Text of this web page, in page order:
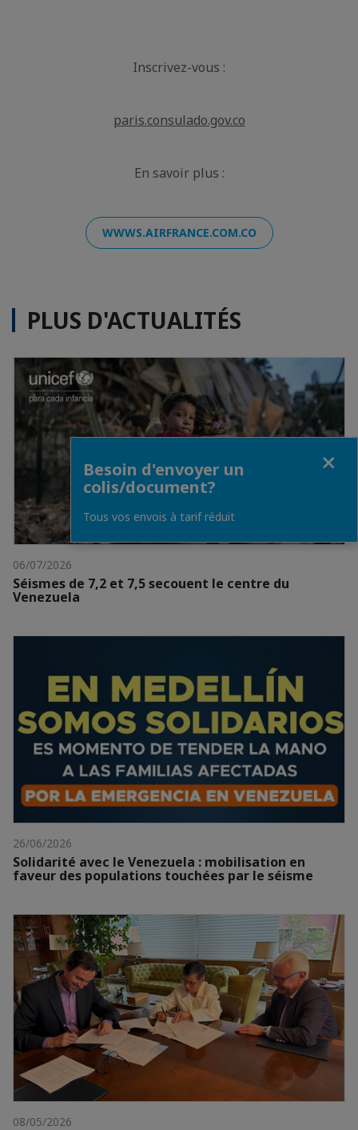
Inscrivez-vous :
paris.consulado.gov.co
En savoir plus :
WWWS.AIRFRANCE.COM.CO
PLUS D'ACTUALITÉS
06/07/2026
Séismes de 7,2 et 7,5 secouent le centre du
Venezuela
26/06/2026
Solidarité avec le Venezuela : mobilisation en
faveur des populations touchées par le séisme
08/05/2026
Besoin d'envoyer un
colis/document?
Tous vos envois à tarif réduit